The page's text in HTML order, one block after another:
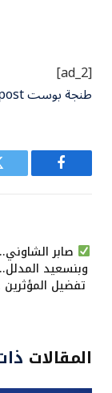
[ad_2]
طنجة بوست tanjapost – أخبار طنجة
فيسبوك
صابر
وبنسعيد
تفضيل
المقالات